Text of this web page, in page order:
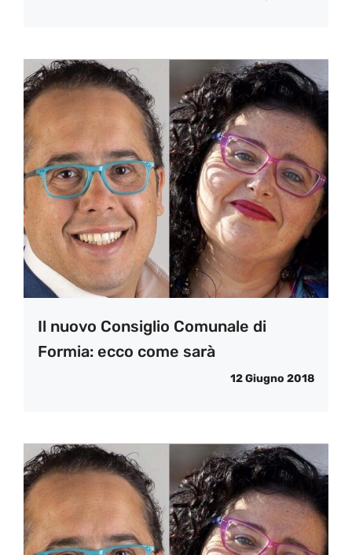
Il nuovo Consiglio Comunale di
Formia: ecco come sarà
12 Giugno 2018